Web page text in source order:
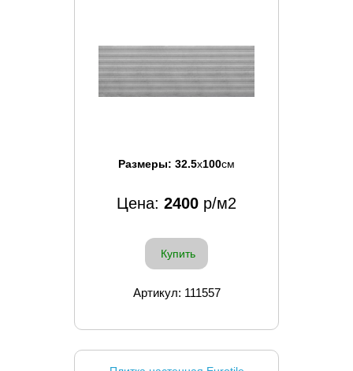
Размеры: 32.5x100см
Цена: 2400 р/м2
Купить
Артикул: 111557